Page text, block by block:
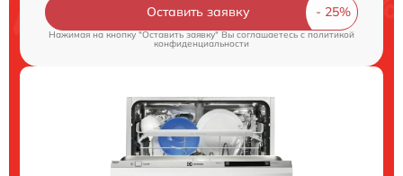
Оставить заявку
Нажимая на кнопку "Оставить заявку" Вы соглашаетесь c политикой
конфиденциальности